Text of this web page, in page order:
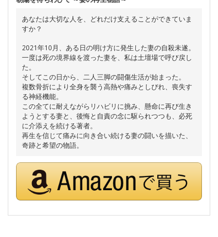
あなたは大切な人を、どれだけ支えることができていま
すか？
2021年10月、ある日の明け方に発生した妻の自殺未遂。
一度は死の境界線を渡った妻を、私は土壇場で呼び戻し
た。
そしてこの日から、二人三脚の闘傷生活が始まった。
複数骨折により全身を襲う高熱や痛みとしびれ、喪失す
る神経機能。
この全てに耐えながらリハビリに挑み、懸命に再び生き
ようとする妻と、後悔と自責の念に駆られつつも、必死
に介添えを続ける著者。
再生を信じて痛みに向き合い続ける妻の闘いを描いた、
奇跡と希望の物語。